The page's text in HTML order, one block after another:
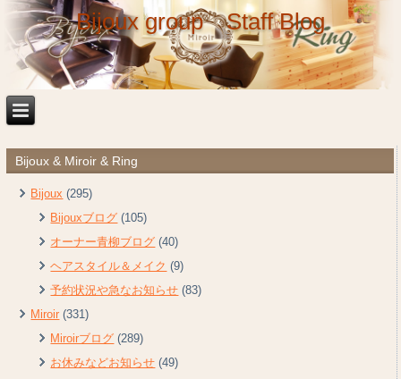
Bijoux group Staff Blog
Bijoux & Miroir & Ring
Bijoux (295)
Bijouxブログ (105)
オーナー青柳ブログ (40)
ヘアスタイル＆メイク (9)
予約状況や急なお知らせ (83)
Miroir (331)
Miroirブログ (289)
お休みなどお知らせ (49)